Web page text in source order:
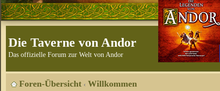
Die Taverne von Andor
Das offizielle Forum zur Welt von Andor
Foren-Übersicht ‹ Willkommen